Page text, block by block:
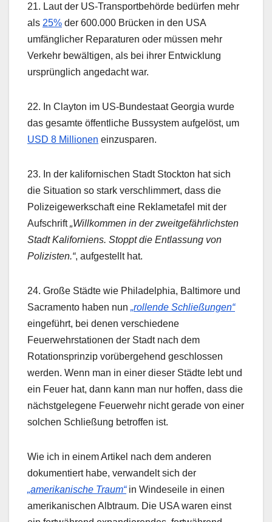
21. Laut der US-Transportbehörde bedürfen mehr
als 25% der 600.000 Brücken in den USA
umfänglicher Reparaturen oder müssen mehr
Verkehr bewältigen, als bei ihrer Entwicklung
ursprünglich angedacht war.
22. In Clayton im US-Bundestaat Georgia wurde
das gesamte öffentliche Bussystem aufgelöst, um
USD 8 Millionen einzusparen.
23. In der kalifornischen Stadt Stockton hat sich
die Situation so stark verschlimmert, dass die
Polizeigewerkschaft eine Reklametafel mit der
Aufschrift„Willkommen in der zweitgefährlichsten
Stadt Kaliforniens. Stoppt die Entlassung von
Polizisten.“, aufgestellt hat.
24. Große Städte wie Philadelphia, Baltimore und
Sacramento haben nun „rollende Schließungen“
eingeführt, bei denen verschiedene
Feuerwehrstationen der Stadt nach dem
Rotationsprinzip vorübergehend geschlossen
werden. Wenn man in einer dieser Städte lebt und
ein Feuer hat, dann kann man nur hoffen, dass die
nächstgelegene Feuerwehr nicht gerade von einer
solchen Schließung betroffen ist.
Wie ich in einem Artikel nach dem anderen
dokumentiert habe, verwandelt sich der
„amerikanische Traum“in Windeseile in einen
amerikanischen Albtraum. Die USA waren einst